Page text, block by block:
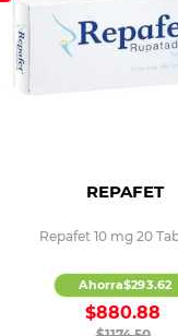
REPAFET
Repafet 10 mg 20
$880.88
Ahorra$293.62